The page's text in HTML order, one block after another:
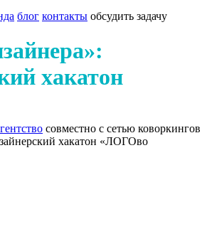
блог контакты обсудить задачу
хакатон
совместно с сетью коворкингов
хакатон «ЛОГОво